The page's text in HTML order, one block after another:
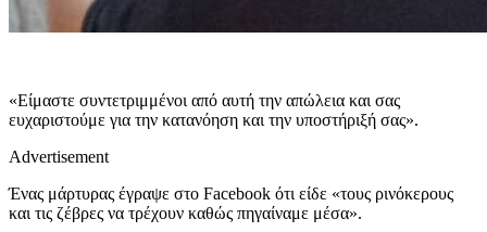
«Είμαστε συντετριμμένοι από αυτή την απώλεια και σας
ευχαριστούμε για την κατανόηση και την υποστήριξή σας».
Advertisement
Ένας μάρτυρας έγραψε στο Facebook ότι είδε «τους ρινόκερους
και τις ζέβρες να τρέχουν καθώς πηγαίναμε μέσα».